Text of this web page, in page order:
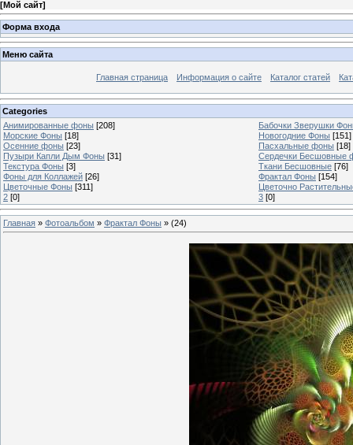
[Мой сайт]
Форма входа
Меню сайта
Главная страница Информация о сайте Каталог статей
Categories
Анимированные фоны [208]
Бабочки Зверушки
Морские Фоны [18] Новогодние Фоны [151]
Осенние фоны [23] Пасхальные фоны [18]
Пузыри Капли Дым Фоны [31]
Сердечки Бесшовные
Текстура Фоны [3] Ткани Бесшовные [76]
Фоны для Коллажей [26] Фрактал Фоны [154]
Цветочные Фоны [311]
Цветочно
2 [0] 3 [0]
Главная » Фотоальбом » Фрактал Фоны » (24)